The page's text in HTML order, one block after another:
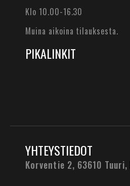
Klo 10.00-16.30
Muina aikoina tilauksesta.
PIKALINKIT
YHTEYSTIEDOT
Korventie 2, 63610 Tuuri,